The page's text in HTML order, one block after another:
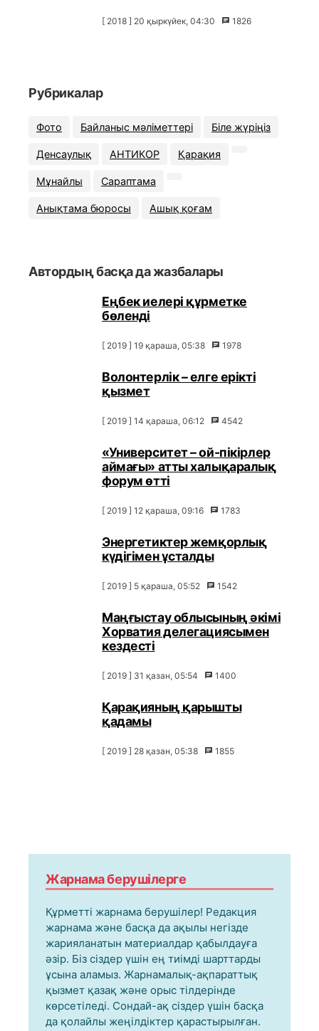
[ 2018 ] 20 қыркүйек, 04:30 1826
Рубрикалар
Фото Байланыс мәліметтері Біле жүріңіз
Денсаулық АНТИКОР Қарақия
Мұнайлы Сараптама
Анықтама бюросы Ашық қоғам
Автордың басқа да жазбалары
Еңбек иелері құрметке
бөленді
[ 2019 ] 19 қараша, 05:38 1978
Волонтерлік – елге ерікті
қызмет
[ 2019 ] 14 қараша, 06:12 4542
«Университет – ой-пікірлер
аймағы» атты халықаралық
форум өтті
[ 2019 ] 12 қараша, 09:16 1783
Энергетиктер жемқорлық
күдігімен ұсталды
[ 2019 ] 5 қараша, 05:52 1542
Маңғыстау облысының әкімі
Хорватия делегациясымен
кездесті
[ 2019 ] 31 қазан, 05:54 1400
Қарақияның қарышты
қадамы
[ 2019 ] 28 қазан, 05:38 1855
Жарнама берушілерге
Құрметті жарнама берушілер! Редакция
жарнама және басқа да ақылы негізде
жарияланатын материалдар қабылдауға
әзір. Біз сіздер үшін ең тиімді шарттарды
ұсына аламыз. Жарнамалық-ақпараттық
қызмет қазақ және орыс тілдерінде
көрсетіледі. Сондай-ақ сіздер үшін басқа
да қолайлы жеңілдіктер қарастырылған.